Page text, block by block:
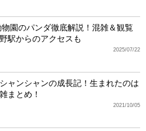
物園のパンダ徹底解説！混雑＆観覧
駅からのアクセスも
2025/07/22
ャンシャンの成長記！生まれたのは
まとめ！
2021/10/05